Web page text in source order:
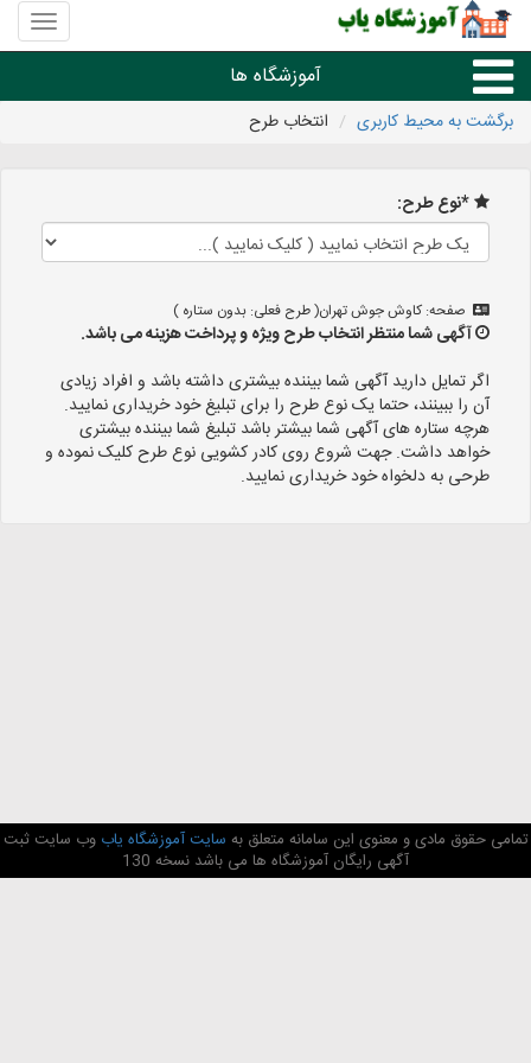
منوی
سایت
یاب
آموزشگاه ها
علمی،فنی و زبان خارجه
برگشت به محیط کاربری انتخاب طرح
*نوع طرح:
صفحه: کاوش جوش تهران( طرح فعلی: بدون ستاره )
آگهی شما منتظر انتخاب طرح ویژه و پرداخت هزینه می باشد.
اگر تمایل دارید آگهی شما بیننده بیشتری داشته باشد و افراد زیادی
آن را ببینند، حتما یک نوع طرح را برای تبلیغ خود خریداری نمایید.
هرچه ستاره های آگهی شما بیشتر باشد تبلیغ شما بیننده بیشتری
خواهد داشت. جهت شروع روی کادر کشویی نوع طرح کلیک نموده و
طرحی به دلخواه خود خریداری نمایید.
تمامی حقوق مادی و معنوی این سامانه متعلق به سایت آموزشگاه یابوب سایت ثبت
آگهی رایگان آموزشگاه ها می باشد نسخه 130